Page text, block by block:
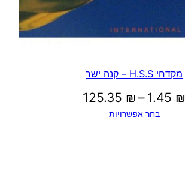
מקדחי H.S.S – קנה ישר
1.45 ₪
–
125.35 ₪
בחר אפשרויות